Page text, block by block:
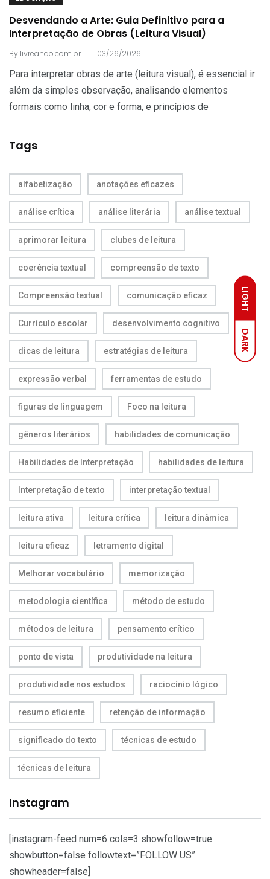
LIGHT
DARK
Desvendando a Arte: Guia Definitivo para a
Interpretação de Obras (Leitura Visual)
By livreando.com.br . 03/26/2026
Para interpretar obras de arte (leitura visual), é essencial ir
além da simples observação, analisando elementos
formais como linha, cor e forma, e princípios de
Tags
alfabetização anotações eficazes
análise crítica análise literária análise textual
aprimorar leitura clubes de leitura
coerência textual compreensão de texto
Compreensão textual comunicação eficaz
Currículo escolar desenvolvimento cognitivo
dicas de leitura estratégias de leitura
expressão verbal ferramentas de estudo
figuras de linguagem Foco na leitura
gêneros literários habilidades de comunicação
Habilidades de Interpretação habilidades de leitura
Interpretação de texto interpretação textual
leitura ativa leitura crítica leitura dinâmica
leitura eficaz letramento digital
Melhorar vocabulário memorização
metodologia científica método de estudo
métodos de leitura pensamento crítico
ponto de vista produtividade na leitura
produtividade nos estudos raciocínio lógico
resumo eficiente retenção de informação
significado do texto técnicas de estudo
técnicas de leitura
Instagram
[instagram-feed num=6 cols=3 showfollow=true
showbutton=false followtext=”FOLLOW US”
showheader=false]